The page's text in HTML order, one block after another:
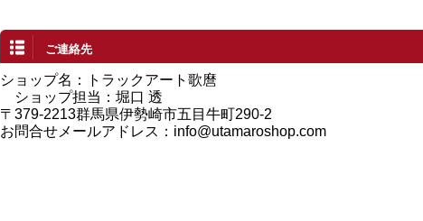
ご連絡先
ショップ名：トラックアート歌麿
ショップ担当：堀口 透
〒379-2213群馬県伊勢崎市五目牛町290-2
お問合せメールアドレス： info@utamaroshop.com